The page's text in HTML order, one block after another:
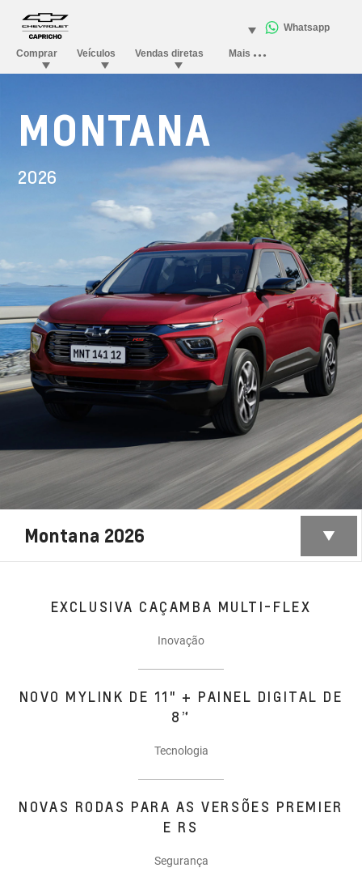
MONTANA
2026
Montana 2026
EXCLUSIVA CAÇAMBA MULTI-FLEX
Inovação
NOVO MYLINK DE 11" + PAINEL DIGITAL DE
8”​
Tecnologia
NOVAS RODAS PARA AS VERSÕES PREMIER
E RS
Segurança